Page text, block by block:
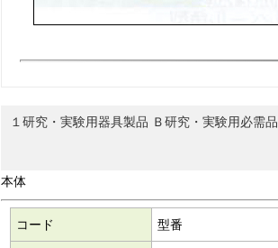
１研究・実験用器具製品 Ｂ研究・実験用必需品
本体
コード 型番